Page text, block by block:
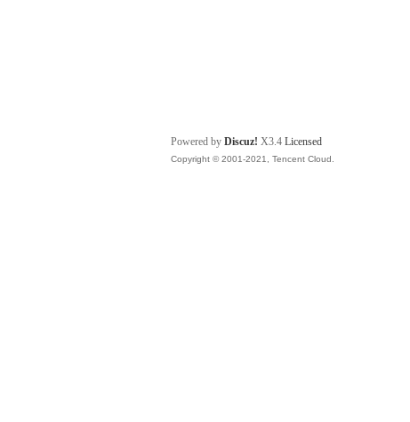
Powered by Discuz! X3.4 Licensed
Copyright © 2001-2021, Tencent Cloud.